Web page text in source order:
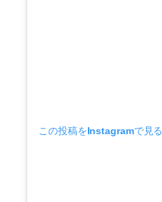
この投稿をInstagramで見る